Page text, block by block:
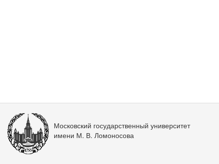
Московский государственный университет
имени М. В. Ломоносова